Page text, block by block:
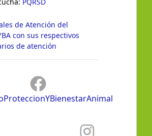
de Atención del
con sus respectivos
de atención